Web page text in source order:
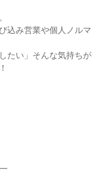
込み営業や個人ノルマ
たい」そんな気持ちが